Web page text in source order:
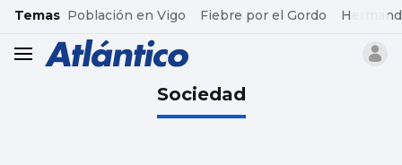
common.go-to-content
Temas Población en Vigo Fiebre por el Gordo
header.menu.open
Sociedad